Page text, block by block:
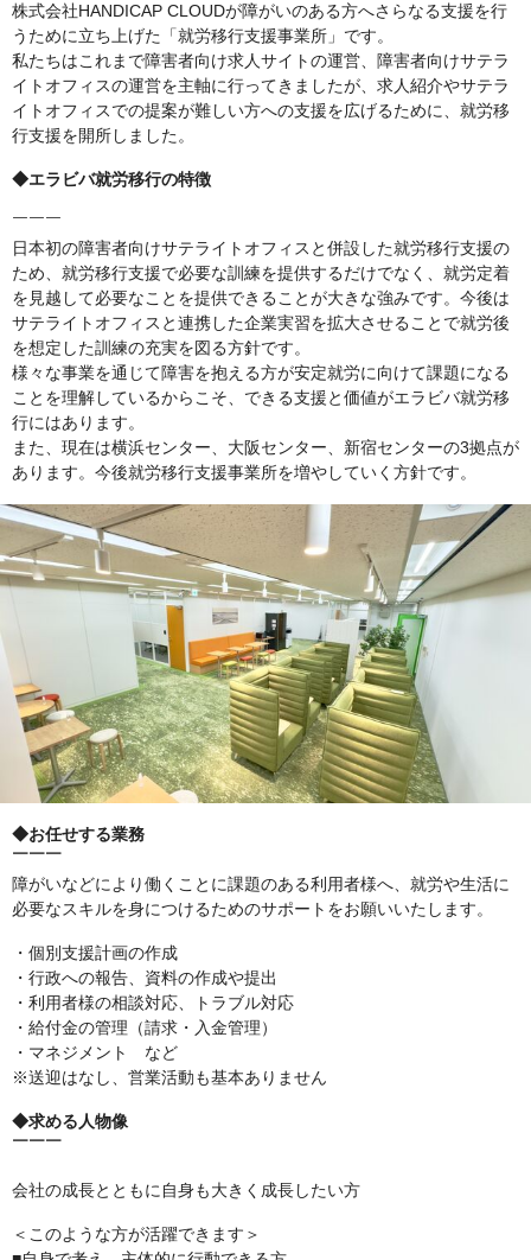
株式会社HANDICAP CLOUDが障がいのある方へさらなる支援を行
うために立ち上げた「就労移行支援事業所」です。
私たちはこれまで障害者向け求人サイトの運営、障害者向けサテラ
イトオフィスの運営を主軸に行ってきましたが、求人紹介やサテラ
イトオフィスでの提案が難しい方への支援を広げるために、就労移
行支援を開所しました。
◆エラビバ就労移行の特徴
￣￣￣
日本初の障害者向けサテライトオフィスと併設した就労移行支援の
ため、就労移行支援で必要な訓練を提供するだけでなく、就労定着
を見越して必要なことを提供できることが大きな強みです。今後は
サテライトオフィスと連携した企業実習を拡大させることで就労後
を想定した訓練の充実を図る方針です。
様々な事業を通じて障害を抱える方が安定就労に向けて課題になる
ことを理解しているからこそ、できる支援と価値がエラビバ就労移
行にはあります。
また、現在は横浜センター、大阪センター、新宿センターの3拠点が
あります。今後就労移行支援事業所を増やしていく方針です。
◆お任せする業務
￣￣￣
障がいなどにより働くことに課題のある利用者様へ、就労や生活に
必要なスキルを身につけるためのサポートをお願いいたします。
・個別支援計画の作成
・行政への報告、資料の作成や提出
・利用者様の相談対応、トラブル対応
・給付金の管理（請求・入金管理）
・マネジメント など
※送迎はなし、営業活動も基本ありません
◆求める人物像
￣￣￣
会社の成長とともに自身も大きく成長したい方
＜このような方が活躍できます＞